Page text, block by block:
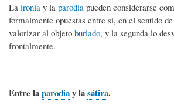
La ironía y la parodia pueden considerarse
formalmente opuestas entre sí, en el sentido
valorizar al objeto burlado, y la segunda lo
frontalmente.
Entre laparodiay lasátira.